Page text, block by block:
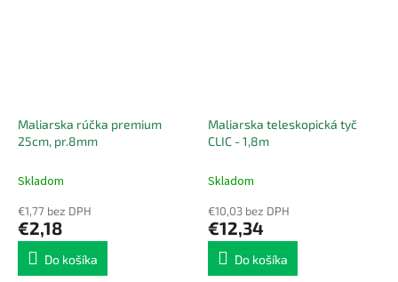
Maliarska rúčka premium
25cm, pr.8mm
Skladom
€1,77 bez DPH
€2,18
Do košíka
Maliarska teleskopická tyč
CLIC - 1,8m
Skladom
€10,03 bez DPH
€12,34
Do košíka